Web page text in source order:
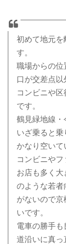
初めて地元を
す。
職場からの位
口が交差点
コンビニや
です。
鶴見緑地線・
いざ乗ると
かなり空いて
コンビニや
お店も多く
のような若者
がないので
いです。
電車の勝手も
道沿いに真っ